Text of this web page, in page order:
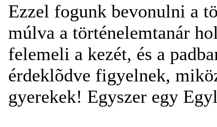
Ezzel fogunk bevonulni a
múlva a történelemtanár
felemeli a kezét, és a
érdeklõdve figyelnek,
gyerekek! Egyszer egy